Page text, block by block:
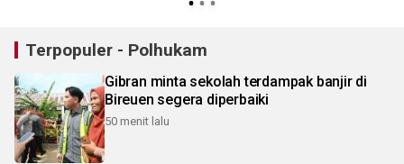
Terpopuler - Polhukam
Gibran minta sekolah terdampak banjir di
Bireuen segera diperbaiki
50 menit lalu